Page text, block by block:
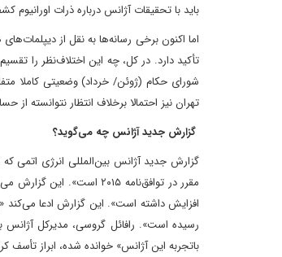
باید با تحقیقات آژانس درباره ذرات
اما اکنون برخی رسانه‌ها به نقل از
تأکید دارد. در کل، چه این اختلاف‌نظر را
شورای حکام (ژوئن/ خرداد) وضعیتی کاملا
تهران نیز احتمالا برخلاف انتظار نتوانسته‌
گزارش جدید آژانس چه می‌گوید؟
رسیده است».‌ ‌رافائل گروسی، مدیرکل آژانس
باتجربه این آژانس» خوانده شده، ابراز تأسف